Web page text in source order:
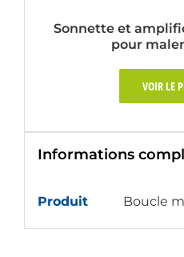
Sonnette et
pour
VOIR LE
Informations
Produit Boucle